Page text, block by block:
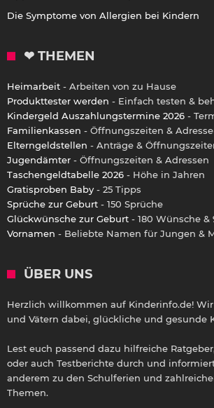
Die Symptome von Allergien bei Kindern
❤ THEMEN
Heimarbeit - Arbeiten von zu Hause
Produkttester werden - Einfach testen &
Kindergeld Auszahlungstermine 2026 -
Familienkassen - Öffnungszeiten &
Elterngeldstellen - Anträge &
Jugendämter - Öffnungszeiten & Adressen
Taschengeldtabelle 2026 - Höhe in Jahren
Gratisproben Baby - 25 Tipps
Sprüche zur Geburt - 150 Sprüche
Glückwünsche zur Geburt - 180 Wünsche &
Vornamen - Beliebte Namen für Jungen &
ÜBER UNS
Herzlich willkommen auf Kinderinfo.de!
und Vätern dabei, glückliche und gesunde
Lest euch passend dazu hilfreiche
oder auch Testberichte durch und
anderem zu den Schulferien und
Themen.